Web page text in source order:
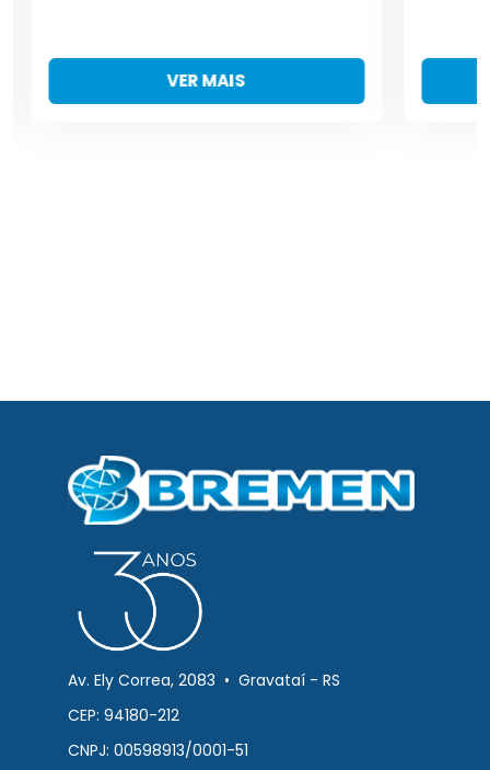
VER MAIS
Av. Ely Correa, 2083 • Gravataí - RS
CEP: 94180-212
CNPJ: 00598913/0001-51